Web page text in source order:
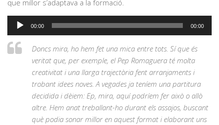
que millor s’adaptava a la formació.
Reproductor
00:00 00:00
Doncs mira, ho hem fet una mica entre tots. Sí que és
veritat que, per exemple, el Pep Romaguera té molta
creativitat i una llarga trajectòria fent arranjaments i
trobant idees noves. A vegades ja teníem una partitura
decidida i dèiem: Ep, mira, aquí podríem fer això o allò
altre. Hem anat treballant-ho durant els assajos, buscant
què podia sonar millor en aquest format i elaborant uns